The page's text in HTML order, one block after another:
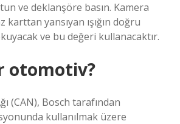
ve deklanşöre basın. Kamera
karttan yansıyan ışığın doğru
ve bu değeri kullanacaktır.
otomotiv?
(CAN), Bosch tarafından
kullanılmak üzere